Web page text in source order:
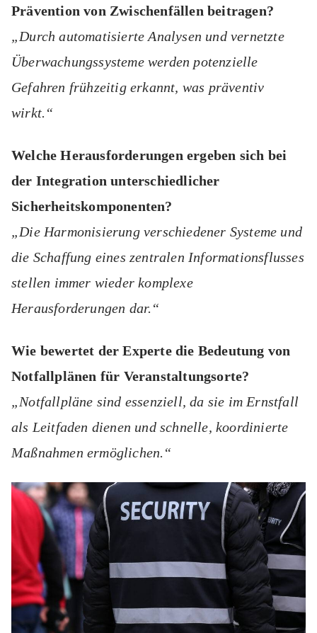
Prävention von Zwischenfällen beitragen?
„Durch automatisierte Analysen und vernetzte
Überwachungssysteme werden potenzielle
Gefahren frühzeitig erkannt, was präventiv
wirkt.“
Welche Herausforderungen ergeben sich bei
der Integration unterschiedlicher
Sicherheitskomponenten?
„Die Harmonisierung verschiedener Systeme und
die Schaffung eines zentralen Informationsflusses
stellen immer wieder komplexe
Herausforderungen dar.“
Wie bewertet der Experte die Bedeutung von
Notfallplänen für Veranstaltungsorte?
„Notfallpläne sind essenziell, da sie im Ernstfall
als Leitfaden dienen und schnelle, koordinierte
Maßnahmen ermöglichen.“